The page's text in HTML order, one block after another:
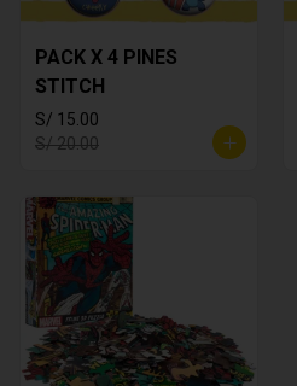
PACK X 4 PINES
STITCH
S/ 15.00
S/ 20.00